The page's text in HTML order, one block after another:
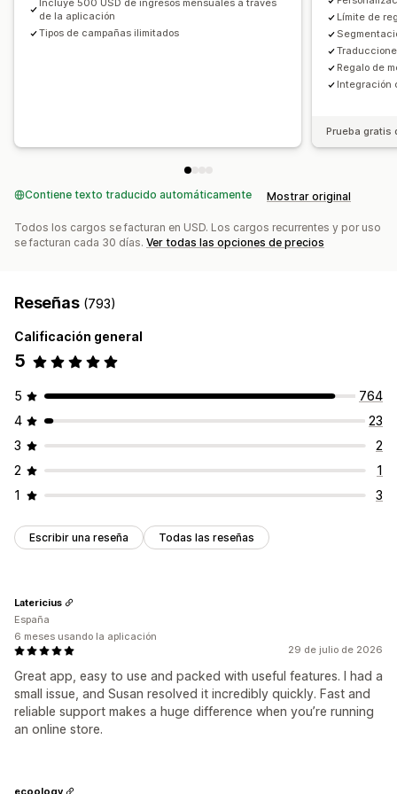
Código personalizado
Localización
Campañas Activadores y reglas
Segmentación
Seguimiento
Informes y estadísticas
Rendimiento del embudo
Incluye 500 USD de ingresos mensuales a través
de la aplicación
Tipos de campañas ilimitados
Límite de
Regalo de
Integración
Prueba gratis
Contiene texto traducido automáticamente Mostrar original
Todos los cargos se facturan en USD. Los cargos recurrentes y por uso
se facturan cada 30 días. Ver todas las opciones de precios
Reseñas (793)
Calificación general
5
5
764
4
23
3
2
2
1
1
3
Escribir una reseña Todas las reseñas
29 de julio de 2026
Great app, easy to use and packed with useful features. I had a
small issue, and Susan resolved it incredibly quickly. Fast and
reliable support makes a huge difference when you’re running
an online store.
Latericius
España
6 meses usando la aplicación
ecoology